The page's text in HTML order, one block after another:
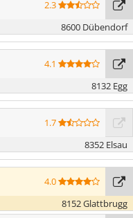
2.3
8600 Dübendorf
4.1
8132 Egg
1.7
8352 Elsau
4.0
8152 Glattbrugg